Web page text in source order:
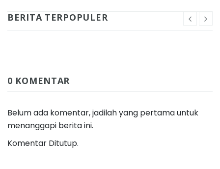
BERITA TERPOPULER
0 KOMENTAR
Belum ada komentar, jadilah yang pertama untuk
menanggapi berita ini.
Komentar Ditutup.